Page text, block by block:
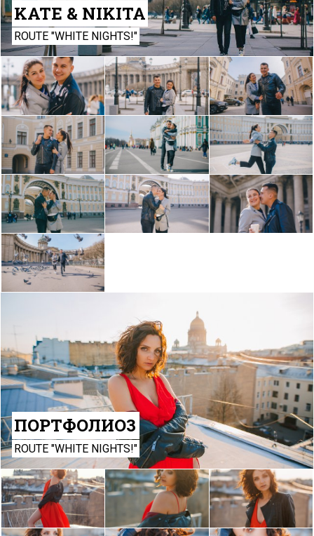
KATE & NIKITA
ROUTE "WHITE NIGHTS!"
ПОРТФОЛИО3
ROUTE "WHITE NIGHTS!"